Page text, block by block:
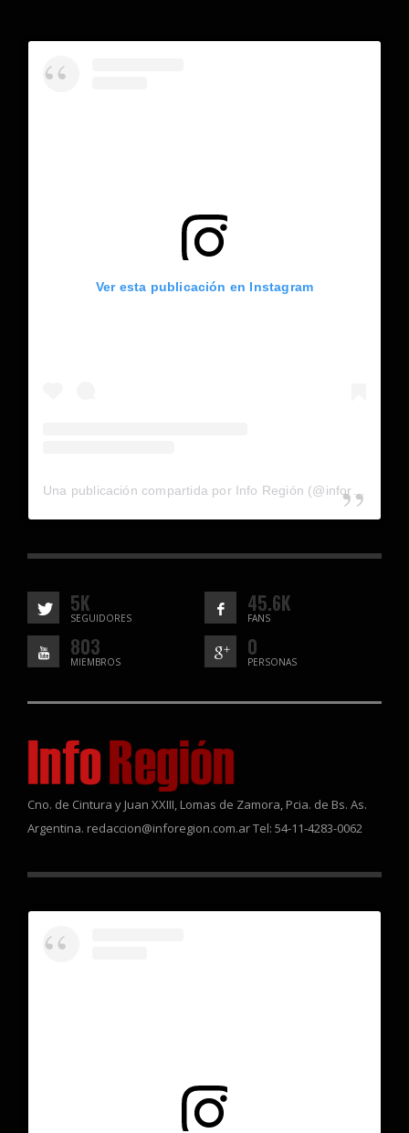
Ver esta publicación en Instagram
5K
SEGUIDORES
45.6K
FANS
803
MIEMBROS
0
PERSONAS
Cno. de Cintura y Juan XXIII, Lomas de Zamora, Pcia. de Bs. As.
Argentina. redaccion@inforegion.com.ar Tel: 54-11-4283-0062